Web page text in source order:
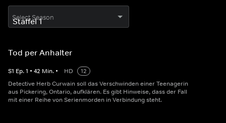
Select Season
Tod per Anhalter
S1 Ep.1 • 42 Min. • HD
12
Detective Herb Curwain soll das Verschwinden einer Teenagerin
aus Pickering, Ontario, aufklären. Es gibt Hinweise, dass der Fall
mit einer Reihe von Serienmorden in Verbindung steht.